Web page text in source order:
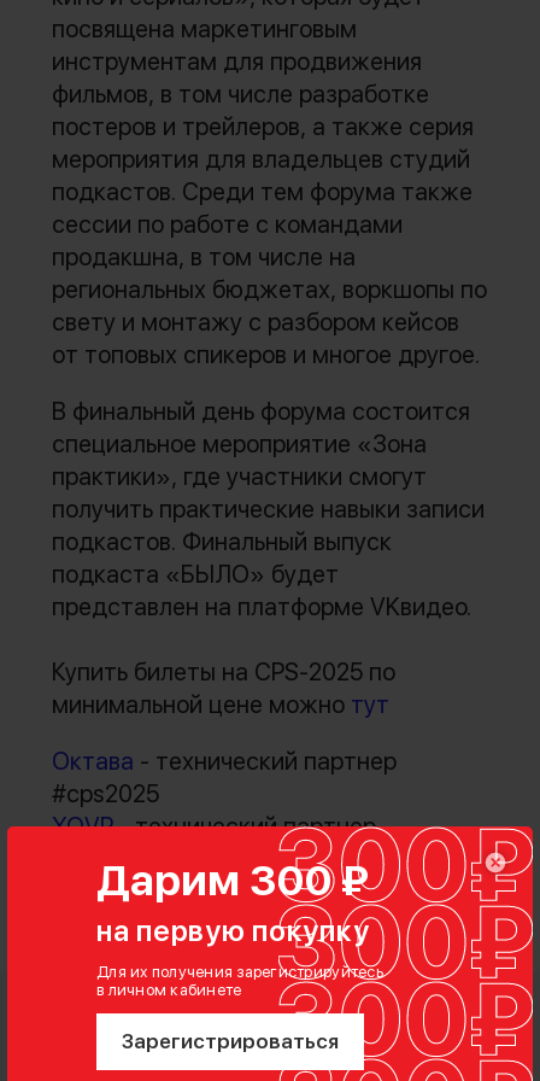
Дарим 300 ₽
на первую покупку
Для их получения зарегистрируйтесь
в личном кабинете
Зарегистрироваться
посвящена маркетинговым
инструментам для продвижения
фильмов, в том числе разработке
постеров и трейлеров, а также серия
мероприятия для владельцев студий
подкастов. Среди тем форума также
сессии по работе с командами
продакшна, в том числе на
региональных бюджетах, воркшопы по
свету и монтажу с разбором кейсов
от топовых спикеров и многое другое.
В финальный день форума состоится
специальное мероприятие «Зона
практики», где участники смогут
получить практические навыки записи
подкастов. Финальный выпуск
подкаста «БЫЛО» будет
представлен на платформе VKвидео.
Купить билеты на CPS-2025 по
минимальной цене можно тут
Октава - технический партнер
#cps2025
XOVP- технический партнер
#cps2025